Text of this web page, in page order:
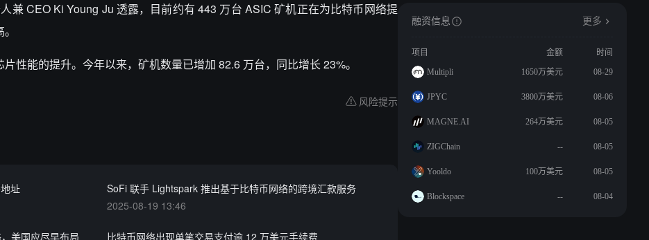
兼 CEO Ki Young Ju 透露，目前约有 443 万台 ASIC 矿机正在为比特币网络提
性能的提升。今年以来，矿机数量已增加 82.6 万台，同比增长 23%。
风险提示
址
SoFi 联手 Lightspark 推出基于比特币网络的跨境汇款服务
2025-08-19 13:46
美国应尽早布局
比特币网络出现单笔交易支付逾 12 万美元手续费
融资信息 更多
项目 金额
时间
Multipli
1650万美元 08-29
JPYC 3800万美元 08-06
MAGNE.AI 264万美元 08-05
ZIGChain -- 08-05
Yooldo 100万美元 08-05
Blockspace -- 08-04